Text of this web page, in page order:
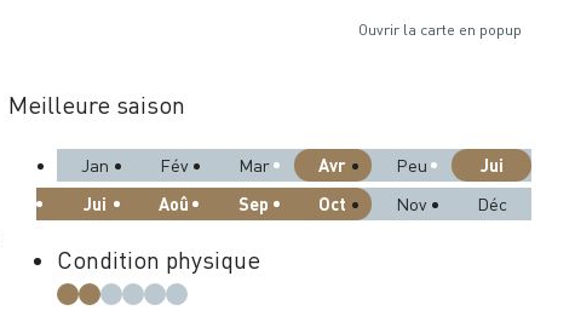
Ouvrir la carte en popup
Meilleure saison
Jan Fév Mar Avr Peu
Jui
Jui
Aoû Sep Oct Nov Déc
Condition physique